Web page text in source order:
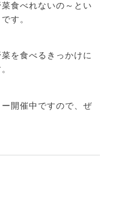
食べれないの～とい
す。
を食べるきっかけに
開催中ですので、ぜ